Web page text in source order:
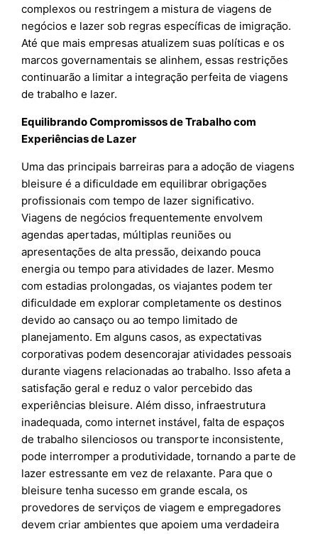
complexos ou restringem a mistura de viagens de
negócios e lazer sob regras específicas de imigração.
Até que mais empresas atualizem suas políticas e os
marcos governamentais se alinhem, essas restrições
continuarão a limitar a integração perfeita de viagens
de trabalho e lazer.
Equilibrando Compromissos de Trabalho com
Experiências de Lazer
Uma das principais barreiras para a adoção de viagens
bleisure é a dificuldade em equilibrar obrigações
profissionais com tempo de lazer significativo.
Viagens de negócios frequentemente envolvem
agendas apertadas, múltiplas reuniões ou
apresentações de alta pressão, deixando pouca
energia ou tempo para atividades de lazer. Mesmo
com estadias prolongadas, os viajantes podem ter
dificuldade em explorar completamente os destinos
devido ao cansaço ou ao tempo limitado de
planejamento. Em alguns casos, as expectativas
corporativas podem desencorajar atividades pessoais
durante viagens relacionadas ao trabalho. Isso afeta a
satisfação geral e reduz o valor percebido das
experiências bleisure. Além disso, infraestrutura
inadequada, como internet instável, falta de espaços
de trabalho silenciosos ou transporte inconsistente,
pode interromper a produtividade, tornando a parte de
lazer estressante em vez de relaxante. Para que o
bleisure tenha sucesso em grande escala, os
provedores de serviços de viagem e empregadores
devem criar ambientes que apoiem uma verdadeira